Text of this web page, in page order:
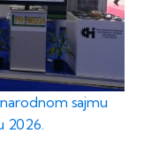
sajmu
2026.